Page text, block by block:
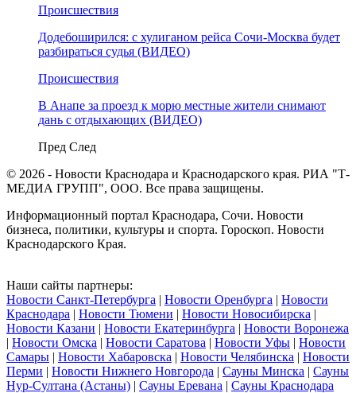
Происшествия
Додебоширился: с хулиганом рейса Сочи-Москва будет
разбираться судья (ВИДЕО)
Происшествия
В Анапе за проезд к морю местные жители снимают
дань с отдыхающих (ВИДЕО)
Пред След
© 2026 - Новости Краснодара и Краснодарского края. РИА "Т-
МЕДИА ГРУПП", ООО. Все права защищены.
Информационный портал Краснодара, Сочи. Новости
бизнеса, политики, культуры и спорта. Гороскоп. Новости
Краснодарского Края.
Наши сайты партнеры:
Новости Санкт-Петербурга | Новости Оренбурга | Новости
Краснодара | Новости Тюмени | Новости Новосибирска |
Новости Казани | Новости Екатеринбурга | Новости Воронежа
| Новости Омска | Новости Саратова | Новости Уфы | Новости
Самары | Новости Хабаровска | Новости Челябинска | Новости
Перми | Новости Нижнего Новгорода | Сауны Минска | Сауны
Нур-Султана (Астаны) | Сауны Еревана | Сауны Краснодара